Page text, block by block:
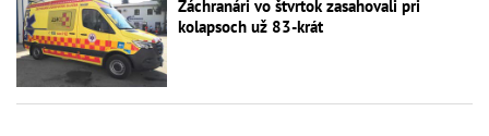
Záchranári vo štvrtok zasahovali pri
kolapsoch už 83-krát